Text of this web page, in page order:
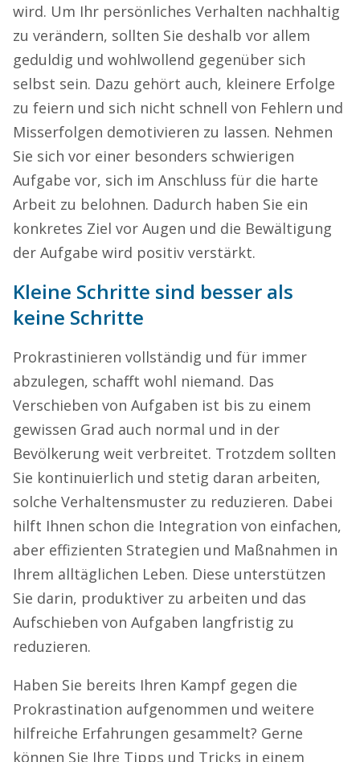
wird. Um Ihr persönliches Verhalten nachhaltig
zu verändern, sollten Sie deshalb vor allem
geduldig und wohlwollend gegenüber sich
selbst sein. Dazu gehört auch, kleinere Erfolge
zu feiern und sich nicht schnell von Fehlern und
Misserfolgen demotivieren zu lassen. Nehmen
Sie sich vor einer besonders schwierigen
Aufgabe vor, sich im Anschluss für die harte
Arbeit zu belohnen. Dadurch haben Sie ein
konkretes Ziel vor Augen und die Bewältigung
der Aufgabe wird positiv verstärkt.
Kleine Schritte sind besser als
keine Schritte
Prokrastinieren vollständig und für immer
abzulegen, schafft wohl niemand. Das
Verschieben von Aufgaben ist bis zu einem
gewissen Grad auch normal und in der
Bevölkerung weit verbreitet. Trotzdem sollten
Sie kontinuierlich und stetig daran arbeiten,
solche Verhaltensmuster zu reduzieren. Dabei
hilft Ihnen schon die Integration von einfachen,
aber effizienten Strategien und Maßnahmen in
Ihrem alltäglichen Leben. Diese unterstützen
Sie darin, produktiver zu arbeiten und das
Aufschieben von Aufgaben langfristig zu
reduzieren.
Haben Sie bereits Ihren Kampf gegen die
Prokrastination aufgenommen und weitere
hilfreiche Erfahrungen gesammelt? Gerne
können Sie Ihre Tipps und Tricks in einem